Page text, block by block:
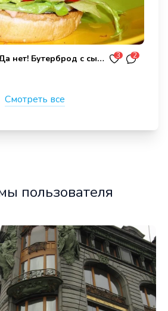
Чизбургер? Да нет! Бутерброд с сыром и мясом! 3 2
Смотреть все
пользователя